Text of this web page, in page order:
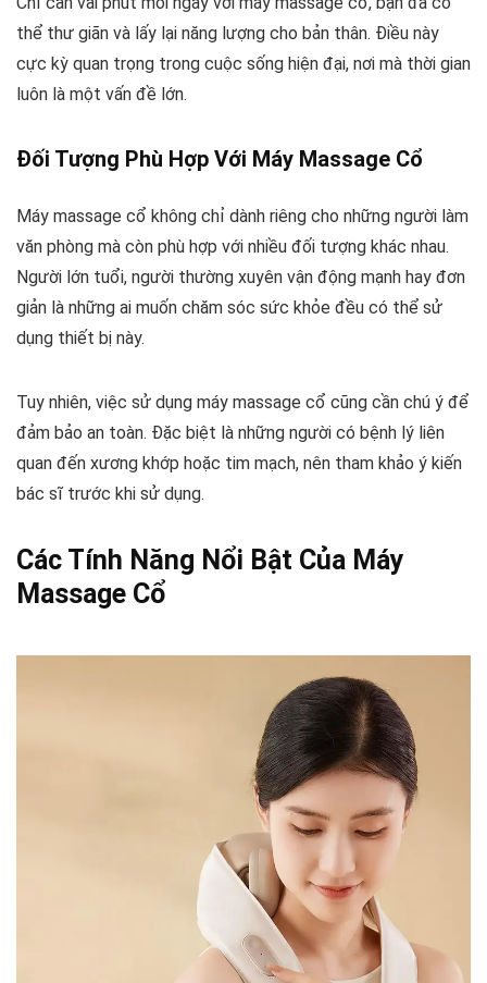
thể thư giãn và lấy lại năng lượng cho bản thân. Điều này
cực kỳ quan trọng trong cuộc sống hiện đại, nơi mà thời gian
luôn là một vấn đề lớn.
Đối Tượng Phù Hợp Với Máy Massage Cổ
Máy massage cổ không chỉ dành riêng cho những người làm
văn phòng mà còn phù hợp với nhiều đối tượng khác nhau.
Người lớn tuổi, người thường xuyên vận động mạnh hay đơn
giản là những ai muốn chăm sóc sức khỏe đều có thể sử
dụng thiết bị này.
Tuy nhiên, việc sử dụng máy massage cổ cũng cần chú ý để
đảm bảo an toàn. Đặc biệt là những người có bệnh lý liên
quan đến xương khớp hoặc tim mạch, nên tham khảo ý kiến
bác sĩ trước khi sử dụng.
Các Tính Năng Nổi Bật Của Máy
Massage Cổ